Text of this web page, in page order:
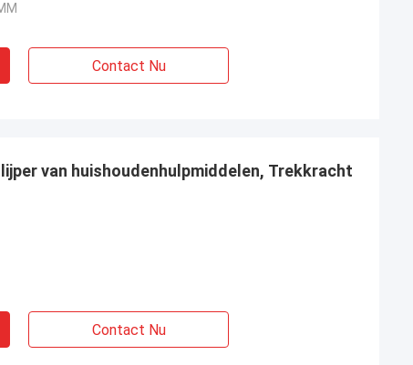
Contact Nu
van huishoudenhulpmiddelen, Trekkracht
Contact Nu